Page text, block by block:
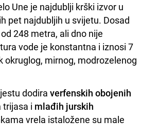
Une je najdublji krški izvor u
pet najdubljih u svijetu. Dosad
248 metra, ali dno nije
vode je konstantna i iznosi 7
okruglog, mirnog, modrozelenog
dodira verfenskih obojenih
trijasa i mlađih jurskih
vrela istaložene su male